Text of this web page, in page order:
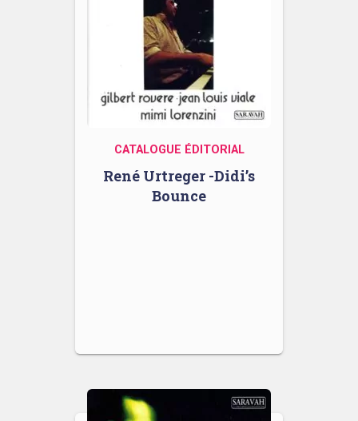
CATALOGUE ÉDITORIAL
René Urtreger -Didi’s
Bounce